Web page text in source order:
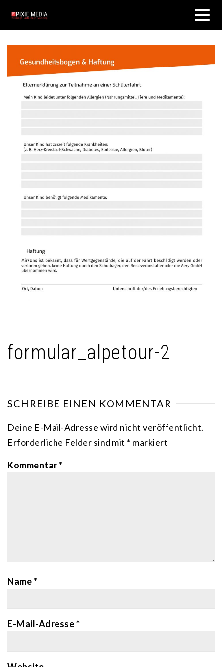
formular_alpetour-2
SCHREIBE EINEN KOMMENTAR
Deine E-Mail-Adresse wird nicht veröffentlicht.
Erforderliche Felder sind mit * markiert
Kommentar*
Name*
E-Mail-Adresse*